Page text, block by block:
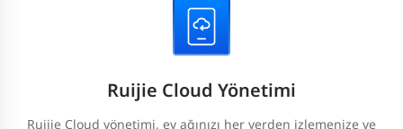
Ruijie Cloud Yönetimi
Ruijie Cloud yönetimi, ev ağınızı her yerden izlemenize ve